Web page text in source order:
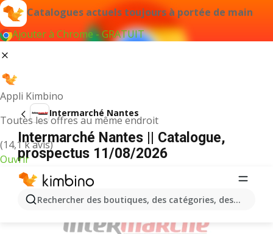
Catalogues actuels toujours à portée de main
Ajouter à Chrome - GRATUIT
Appli Kimbino
Toutes les offres au même endroit
(14,1 k avis)
Ouvrir
Rechercher des boutiques, des catégories, des
Intermarché Nantes
Intermarché Nantes || Catalogue,
prospectus 11/08/2026